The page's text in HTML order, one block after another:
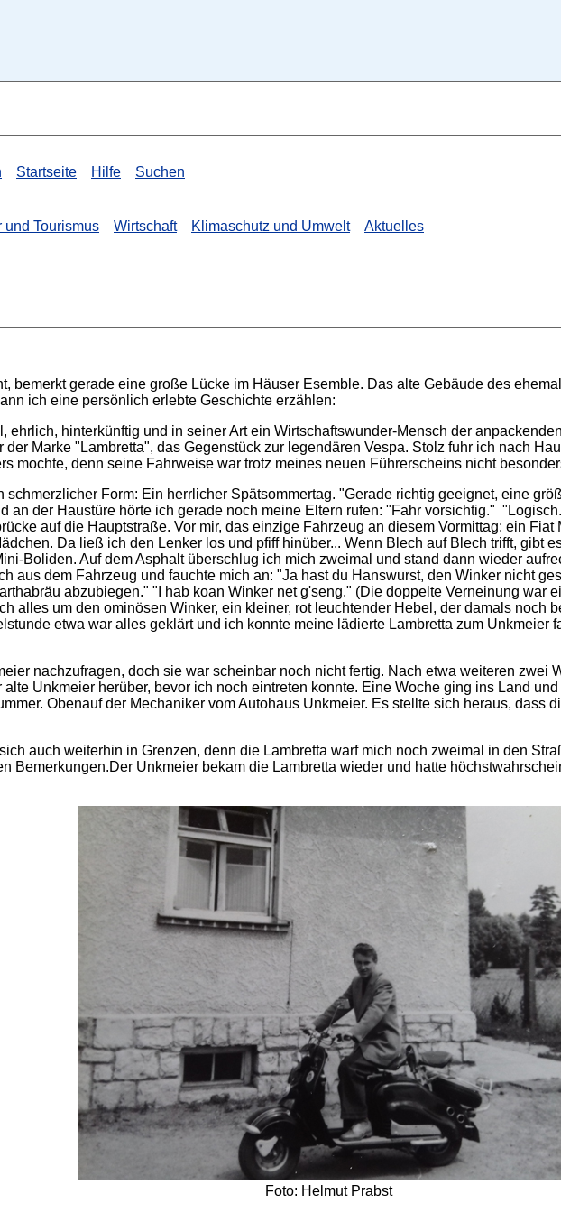
Startseite Hilfe Suchen
und Tourismus Wirtschaft Klimaschutz und Umwelt Aktuelles
bemerkt gerade eine große Lücke im Häuser Esemble. Das alte Gebäude des
ich eine persönlich erlebte Geschichte erzählen:
ehrlich, hinterkünftig und in seiner Art ein Wirtschaftswunder-Mensch der
Marke "Lambretta", das Gegenstück zur legendären Vespa. Stolz fuhr ich nach
mochte, denn seine Fahrweise war trotz meines neuen Führerscheins nicht
Form: Ein herrlicher Spätsommertag. "Gerade richtig geeignet, eine
an der Haustüre hörte ich gerade noch meine Eltern rufen: "Fahr vorsichtig."
auf die Hauptstraße. Vor mir, das einzige Fahrzeug an diesem Vormittag: ein
Da ließ ich den Lenker los und pfiff hinüber... Wenn Blech auf Blech trifft, gibt
Boliden. Auf dem Asphalt überschlug ich mich zweimal und stand dann wieder
aus dem Fahrzeug und fauchte mich an: "Ja hast du Hanswurst, den Winker nicht
abzubiegen." "I hab koan Winker net g'seng." (Die doppelte Verneinung war
alles um den ominösen Winker, ein kleiner, rot leuchtender Hebel, der damals noch
etwa war alles geklärt und ich konnte meine lädierte Lambretta zum Unkmeier
nachzufragen, doch sie war scheinbar noch nicht fertig. Nach etwa weiteren zwei
Unkmeier herüber, bevor ich noch eintreten konnte. Eine Woche ging ins Land
Obenauf der Mechaniker vom Autohaus Unkmeier. Es stellte sich heraus, dass
auch weiterhin in Grenzen, denn die Lambretta warf mich noch zweimal in den
Bemerkungen.Der Unkmeier bekam die Lambretta wieder und hatte
Foto: Helmut Prabst